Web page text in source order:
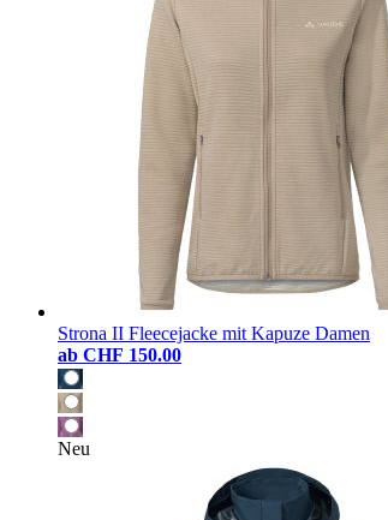
Strona II Fleecejacke mit Kapuze Damen
ab CHF 150.00
Neu